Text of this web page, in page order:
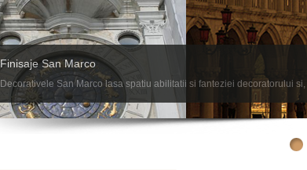
Finisaje San Marco
Decorativele San Marco lasa spatiu abilitatii si fanteziei decoratorului